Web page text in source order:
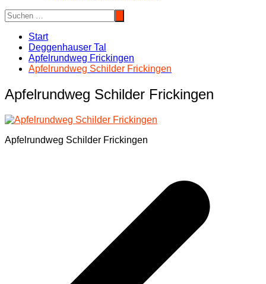
Start
Deggenhauser Tal
Apfelrundweg Frickingen
Apfelrundweg Schilder Frickingen
Apfelrundweg Schilder Frickingen
Apfelrundweg Schilder Frickingen